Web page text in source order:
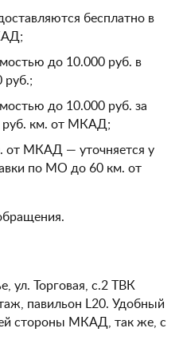
бесплатно в
до 10.000 руб. в
до 10.000 руб. за
км. от МКАД;
от МКАД — уточняется у
по МО до 60 км. от
Торговая, с.2 ТВК
павильон L20. Удобный
стороны МКАД, так же, с